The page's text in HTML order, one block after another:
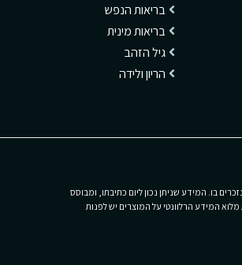
בריאות הנפש
בריאות מינית
גיל הזהב
הריון ולידה
בו. המידע שניתן נכון ליום כתיבתו, ומבוסס
המידע הרלוונטי על המוצרים יש לפנות